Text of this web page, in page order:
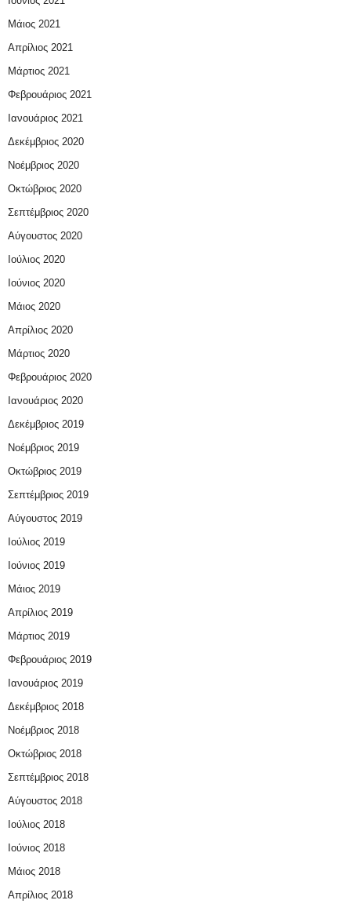
Μάιος 2021
Απρίλιος 2021
Μάρτιος 2021
Φεβρουάριος 2021
Ιανουάριος 2021
Δεκέμβριος 2020
Νοέμβριος 2020
Οκτώβριος 2020
Σεπτέμβριος 2020
Αύγουστος 2020
Ιούλιος 2020
Ιούνιος 2020
Μάιος 2020
Απρίλιος 2020
Μάρτιος 2020
Φεβρουάριος 2020
Ιανουάριος 2020
Δεκέμβριος 2019
Νοέμβριος 2019
Οκτώβριος 2019
Σεπτέμβριος 2019
Αύγουστος 2019
Ιούλιος 2019
Ιούνιος 2019
Μάιος 2019
Απρίλιος 2019
Μάρτιος 2019
Φεβρουάριος 2019
Ιανουάριος 2019
Δεκέμβριος 2018
Νοέμβριος 2018
Οκτώβριος 2018
Σεπτέμβριος 2018
Αύγουστος 2018
Ιούλιος 2018
Ιούνιος 2018
Μάιος 2018
Απρίλιος 2018